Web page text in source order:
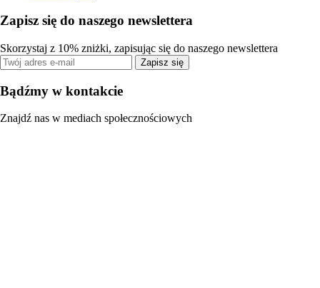
Zapisz się do naszego newslettera
Skorzystaj z 10% zniżki, zapisując się do naszego newslettera
Zapisz się
Bądźmy w kontakcie
Znajdź nas w mediach społecznościowych